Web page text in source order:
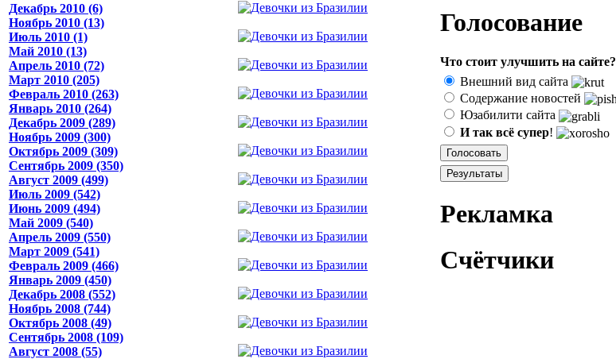
Декабрь 2010 (6)
Ноябрь 2010 (13)
Июль 2010 (1)
Май 2010 (13)
Апрель 2010 (72)
Март 2010 (205)
Февраль 2010 (263)
Январь 2010 (264)
Декабрь 2009 (289)
Ноябрь 2009 (300)
Октябрь 2009 (309)
Сентябрь 2009 (350)
Август 2009 (499)
Июль 2009 (542)
Июнь 2009 (494)
Май 2009 (540)
Апрель 2009 (550)
Март 2009 (541)
Февраль 2009 (466)
Январь 2009 (450)
Декабрь 2008 (552)
Ноябрь 2008 (744)
Октябрь 2008 (49)
Сентябрь 2008 (109)
Август 2008 (55)
Голосование
Что стоит улучшить на сайте?
Внешний вид сайта
Содержание новостей
Юзабилити сайта
И так всё супер!
Рекламка
Счётчики